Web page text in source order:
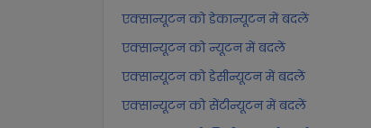
एक्सान्यूटन को डेकान्यूटन में बदलें
एक्सान्यूटन को न्यूटन में बदलें
एक्सान्यूटन को डेसीन्यूटन में बदलें
एक्सान्यूटन को सेंटीन्यूटन में बदलें